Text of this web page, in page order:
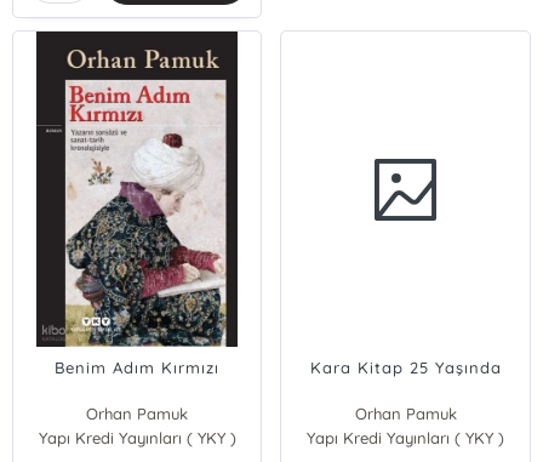
Benim Adım Kırmızı
Orhan Pamuk
Yapı Kredi Yayınları ( YKY )
Kara Kitap 25 Yaşında
Orhan Pamuk
Yapı Kredi Yayınları ( YKY )